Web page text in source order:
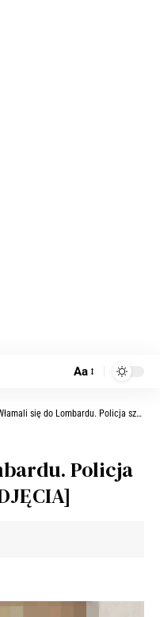
Aa
się do Lombardu. Policja szuka sprawców [ZDJĘCIA]
Policja